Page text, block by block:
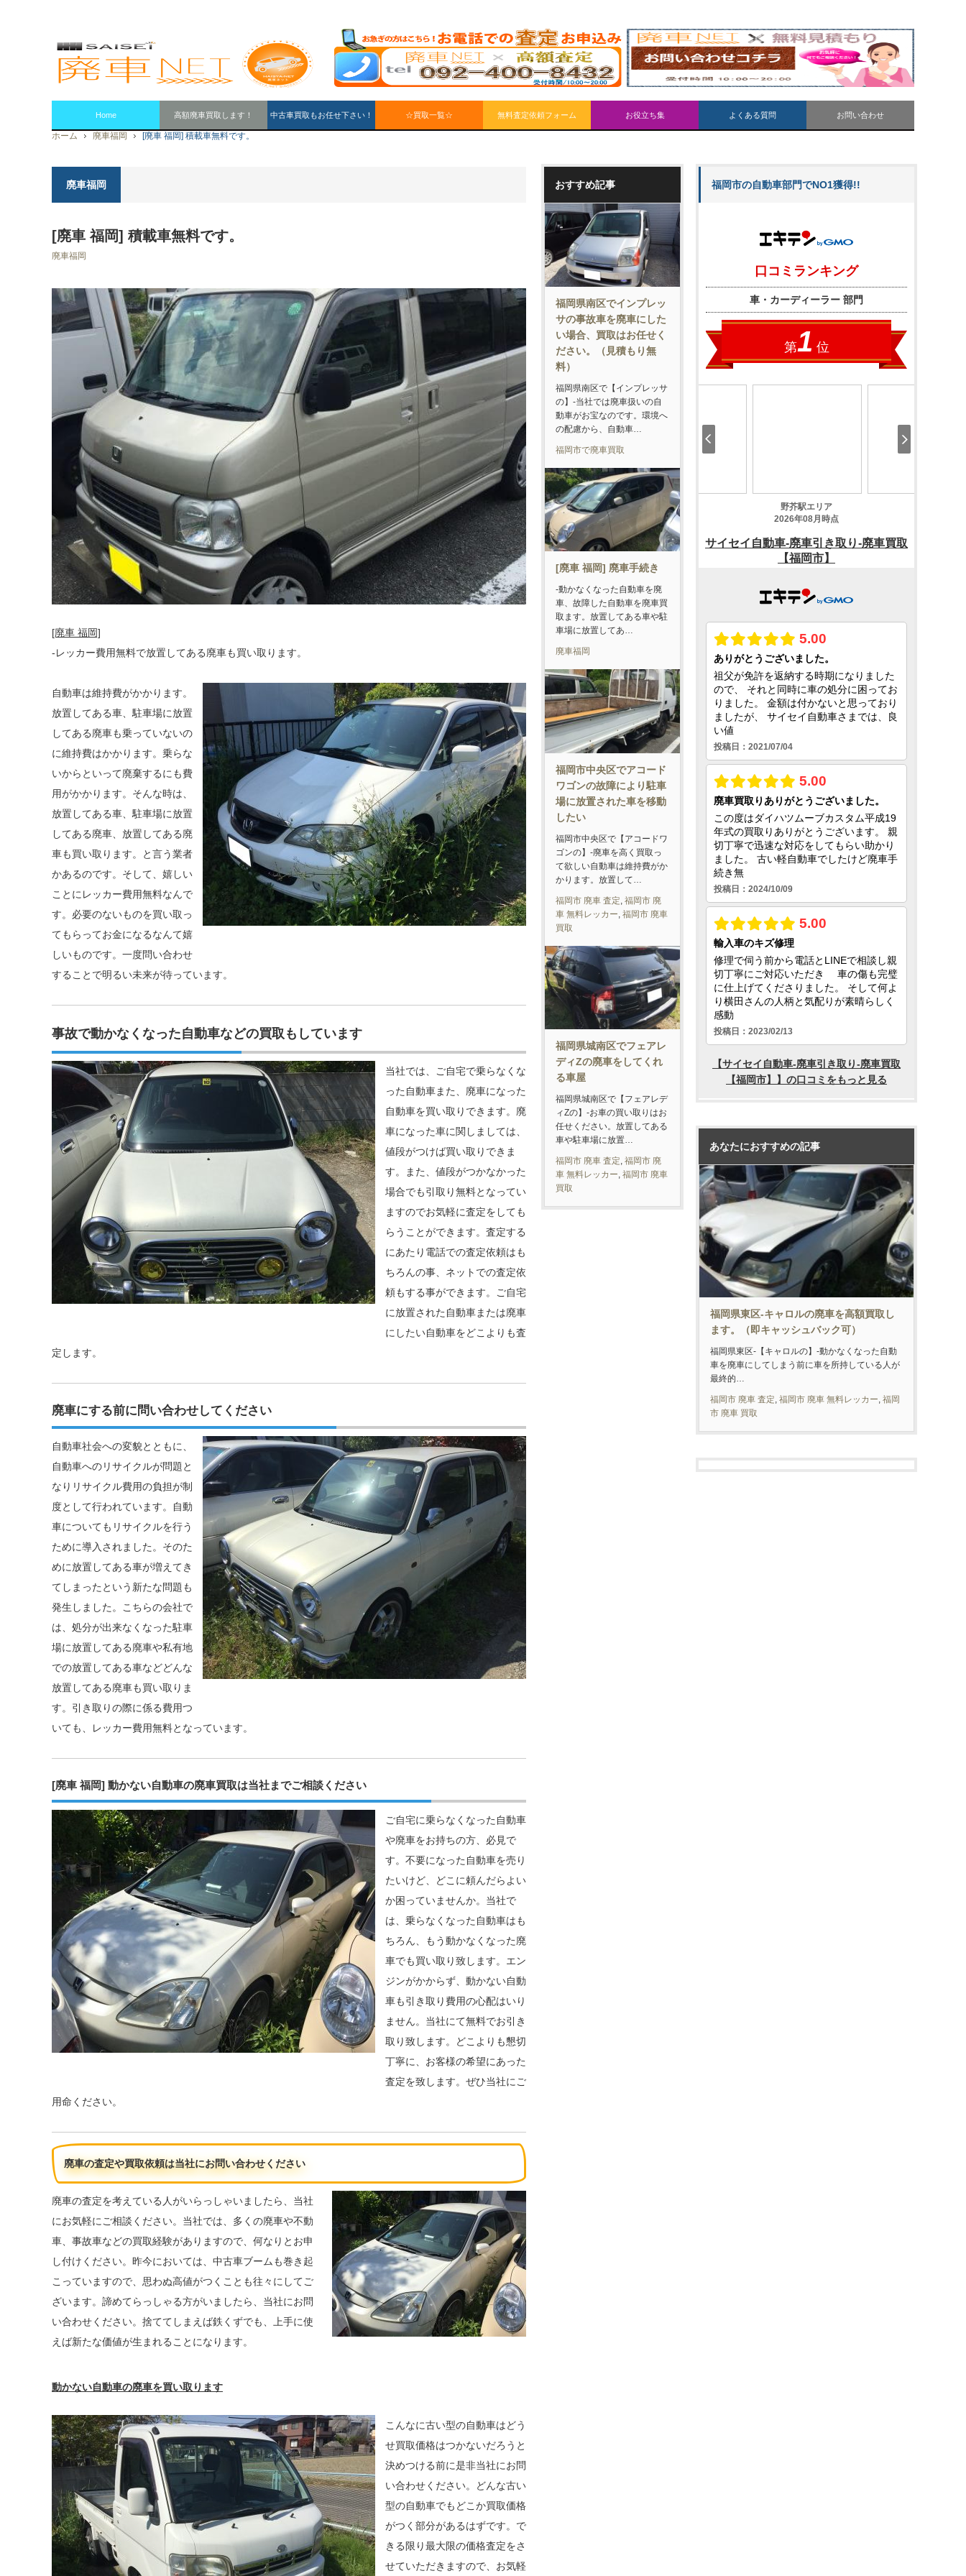
Home 高額廃車買取します！ 中古車買取もお任せ下さい！ ☆買取一覧☆ 無料査定依頼フォーム お役立ち集 よくある質問 お問い合わせ
ホーム 廃車福岡 [廃車 福岡] 積載車無料です。
廃車福岡
[廃車 福岡] 積載車無料です。
廃車福岡
[廃車 福岡]
-レッカー費用無料で放置してある廃車も買い取ります。
自動車は維持費がかかります。
放置してある車、駐車場に放置
してある廃車も乗っていないの
に維持費はかかります。乗らな
いからといって廃棄するにも費
用がかかります。そんな時は、
放置してある車、駐車場に放置
してある廃車、放置してある廃
車も買い取ります。と言う業者
かあるのです。そして、嬉しい
ことにレッカー費用無料なんで
す。必要のないものを買い取っ
てもらってお金になるなんて嬉
しいものです。一度問い合わせ
することで明るい未来が待っています。
事故で動かなくなった自動車などの買取もしています
当社では、ご自宅で乗らなくな
った自動車また、廃車になった
自動車を買い取りできます。廃
車になった車に関しましては、
値段がつけば買い取りできま
す。また、値段がつかなかった
場合でも引取り無料となってい
ますのでお気軽に査定をしても
らうことができます。査定する
にあたり電話での査定依頼はも
ちろんの事、ネットでの査定依
頼もする事ができます。ご自宅
に放置された自動車または廃車
にしたい自動車をどこよりも査
定します。
廃車にする前に問い合わせしてください
自動車社会への変貌とともに、
自動車へのリサイクルが問題と
なりリサイクル費用の負担が制
度として行われています。自動
車についてもリサイクルを行う
ために導入されました。そのた
めに放置してある車が増えてき
てしまったという新たな問題も
発生しました。こちらの会社で
は、処分が出来なくなった駐車
場に放置してある廃車や私有地
での放置してある車などどんな
放置してある廃車も買い取りま
す。引き取りの際に係る費用つ
いても、レッカー費用無料となっています。
[廃車 福岡] 動かない自動車の廃車買取は当社までご相談ください
ご自宅に乗らなくなった自動車
や廃車をお持ちの方、必見で
す。不要になった自動車を売り
たいけど、どこに頼んだらよい
か困っていませんか。当社で
は、乗らなくなった自動車はも
ちろん、もう動かなくなった廃
車でも買い取り致します。エン
ジンがかからず、動かない自動
車も引き取り費用の心配はいり
ません。当社にて無料でお引き
取り致します。どこよりも懇切
丁寧に、お客様の希望にあった
査定を致します。ぜひ当社にご
用命ください。
廃車の査定や買取依頼は当社にお問い合わせください
廃車の査定を考えている人がいらっしゃいましたら、当社
にお気軽にご相談ください。当社では、多くの廃車や不動
車、事故車などの買取経験がありますので、何なりとお申
し付けください。昨今においては、中古車ブームも巻き起
こっていますので、思わぬ高値がつくことも往々にしてご
ざいます。諦めてらっしゃる方がいましたら、当社にお問
い合わせください。捨ててしまえば鉄くずでも、上手に使
えば新たな価値が生まれることになります。
動かない自動車の廃車を買い取ります
こんなに古い型の自動車はどう
せ買取価格はつかないだろうと
決めつける前に是非当社にお問
い合わせください。どんな古い
型の自動車でもどこか買取価格
がつく部分があるはずです。で
きる限り最大限の価格査定をさ
せていただきますので、お気軽
おすすめ記事
福岡県南区でインプレッ
サの事故車を廃車にした
い場合、買取はお任せく
ださい。（見積もり無
料）
福岡県南区で【インプレッサ
の】-当社では廃車扱いの自
動車がお宝なのです。環境へ
の配慮から、自動車…
福岡市で廃車買取
[廃車 福岡] 廃車手続き
-動かなくなった自動車を廃
車、故障した自動車を廃車買
取ます。放置してある車や駐
車場に放置してあ…
廃車福岡
福岡市中央区でアコード
ワゴンの故障により駐車
場に放置された車を移動
したい
福岡市中央区で【アコードワ
ゴンの】-廃車を高く買取っ
て欲しい自動車は維持費がか
かります。放置して…
福岡市 廃車 査定 福岡市 廃
車 無料レッカー 福岡市 廃車
買取
福岡県城南区でフェアレ
ディZの廃車をしてくれ
る車屋
福岡県城南区で【フェアレデ
ィZの】-お車の買い取りはお
任せください。放置してある
車や駐車場に放置…
福岡市 廃車 査定 福岡市 廃
車 無料レッカー 福岡市 廃車
買取
福岡市の自動車部門でNO1獲得!!
あなたにおすすめの記事
福岡県東区-キャロルの廃車を高額買取し
ます。（即キャッシュバック可）
福岡県東区-【キャロルの】-動かなくなった自動
車を廃車にしてしまう前に車を所持している人が
最終的…
福岡市 廃車 査定, 福岡市 廃車 無料レッカー, 福岡
市 廃車 買取